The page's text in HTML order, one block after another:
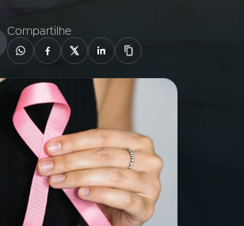
Compartilhe